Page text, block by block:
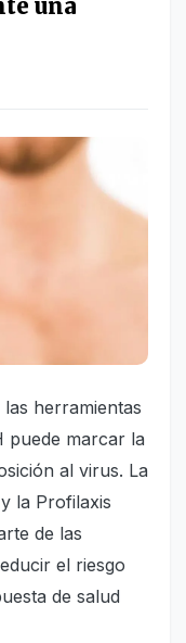
una
herramientas
puede marcar la
al virus. La
la Profilaxis
de las
el riesgo
de salud